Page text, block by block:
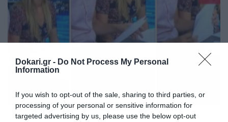
Dokari.gr - Do Not Process My Personal
Information
If you wish to opt-out of the sale, sharing to third parties, or
processing of your personal or sensitive information for
targeted advertising by us, please use the below opt-out
08/08/2016 13:00